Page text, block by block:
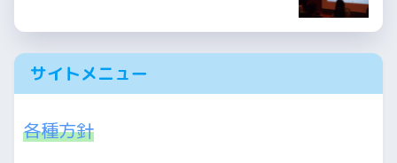
サイトメニュー
各種方針